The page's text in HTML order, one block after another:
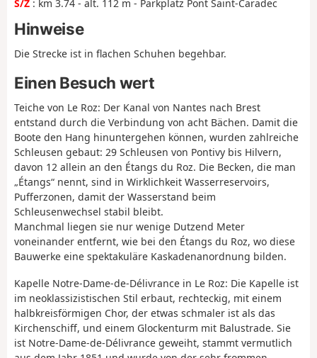
S/Z : km 3.74 - alt. 112 m - Parkplatz Pont Saint-Caradec
Hinweise
Die Strecke ist in flachen Schuhen begehbar.
Einen Besuch wert
Teiche von Le Roz: Der Kanal von Nantes nach Brest
entstand durch die Verbindung von acht Bächen. Damit die
Boote den Hang hinuntergehen können, wurden zahlreiche
Schleusen gebaut: 29 Schleusen von Pontivy bis Hilvern,
davon 12 allein an den Étangs du Roz. Die Becken, die man
„Étangs“ nennt, sind in Wirklichkeit Wasserreservoirs,
Pufferzonen, damit der Wasserstand beim
Schleusenwechsel stabil bleibt.
Manchmal liegen sie nur wenige Dutzend Meter
voneinander entfernt, wie bei den Étangs du Roz, wo diese
Bauwerke eine spektakuläre Kaskadenanordnung bilden.
Kapelle Notre-Dame-de-Délivrance in Le Roz: Die Kapelle ist
im neoklassizistischen Stil erbaut, rechteckig, mit einem
halbkreisförmigen Chor, der etwas schmaler ist als das
Kirchenschiff, und einem Glockenturm mit Balustrade. Sie
ist Notre-Dame-de-Délivrance geweiht, stammt vermutlich